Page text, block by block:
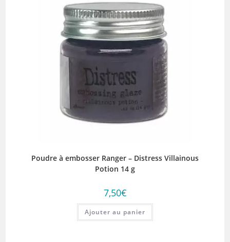
Poudre à embosser Ranger – Distress Villainous
Potion 14 g
7,50€
Ajouter au panier